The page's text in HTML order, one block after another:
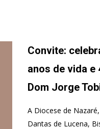
Convite:
anos de vida e
Dom Jorge
A Diocese de
Dantas de Lucena,